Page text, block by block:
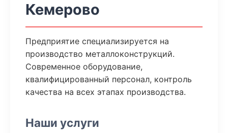
Кемерово
Предприятие специализируется на
производство металлоконструкций.
Современное оборудование,
квалифицированный персонал, контроль
качества на всех этапах производства.
Наши услуги